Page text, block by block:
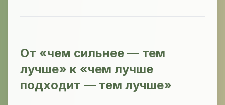
От «чем сильнее — тем
лучше» к «чем лучше
подходит — тем лучше»